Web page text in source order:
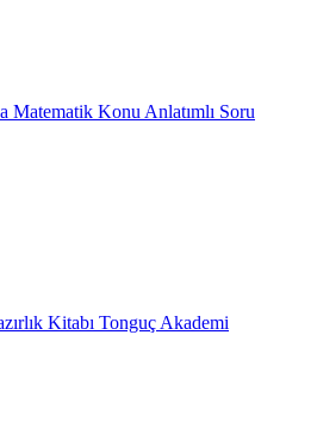
Matematik Konu Anlatımlı Soru